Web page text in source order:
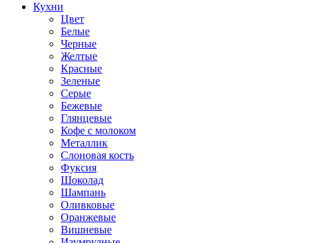
Кухни
Цвет
Белые
Черные
Желтые
Красные
Зеленые
Серые
Бежевые
Глянцевые
Кофе с молоком
Металлик
Слоновая кость
Фуксия
Шоколад
Шампань
Оливковые
Оранжевые
Вишневые